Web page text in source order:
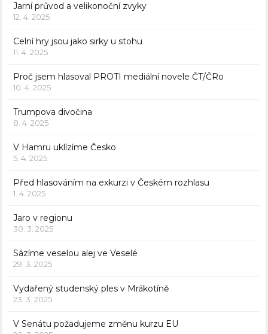
Jarní průvod a velikonoční zvyky
12. 4. 2025
Celní hry jsou jako sirky u stohu
11. 4. 2025
Proč jsem hlasoval PROTI mediální novele ČT/ČRo
10. 4. 2025
Trumpova divočina
8. 4. 2025
V Hamru uklízíme Česko
5. 4. 2025
Před hlasováním na exkurzi v Českém rozhlasu
1. 4. 2025
Jaro v regionu
30. 3. 2025
Sázíme veselou alej ve Veselé
29. 3. 2025
Vydařený studenský ples v Mrákotíně
23. 3. 2025
V Senátu požadujeme změnu kurzu EU